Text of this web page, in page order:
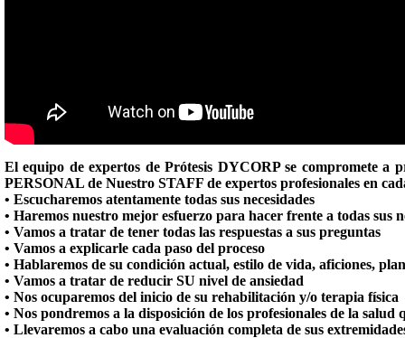
El equipo de expertos de Prótesis DYCORP se compromete a
PERSONAL de Nuestro STAFF de expertos profesionales en
• Escucharemos atentamente todas sus necesidades
• Haremos nuestro mejor esfuerzo para hacer frente a todas sus
• Vamos a tratar de tener todas las respuestas a sus preguntas
• Vamos a explicarle cada paso del proceso
• Hablaremos de su condición actual, estilo de vida, aficiones,
• Vamos a tratar de reducir SU nivel de ansiedad
• Nos ocuparemos del inicio de su rehabilitación y/o terapia física
• Nos pondremos a la disposición de los profesionales de la
• Llevaremos a cabo una evaluación completa de sus